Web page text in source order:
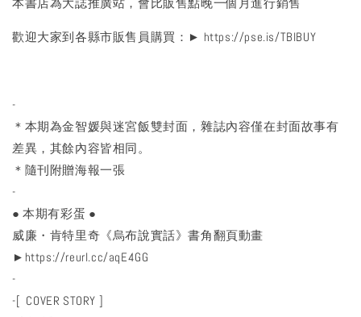
歡迎大家到各縣市販售員購買：► https://pse.is/TBIBUY
-
＊本期為金智媛與迷宮飯雙封面，雜誌內容僅在封面故事有
差異，其餘內容皆相同。
＊隨刊附贈海報一張
-
● 本期有彩蛋 ●
威廉・肯特里奇《烏布說實話》書角翻頁動畫
► https://reurl.cc/aqE4GG
-
-[ COVER STORY ]